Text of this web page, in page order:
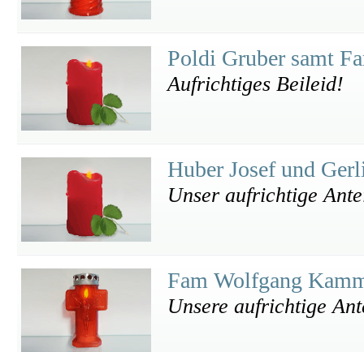
Poldi Gruber samt
Aufrichtiges Beileid!
Huber Josef und
Unser aufrichtige
Fam Wolfgang
Unsere aufrichtige